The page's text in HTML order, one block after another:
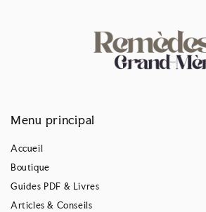
Menu principal
Accueil
Boutique
Guides PDF & Livres
Articles & Conseils